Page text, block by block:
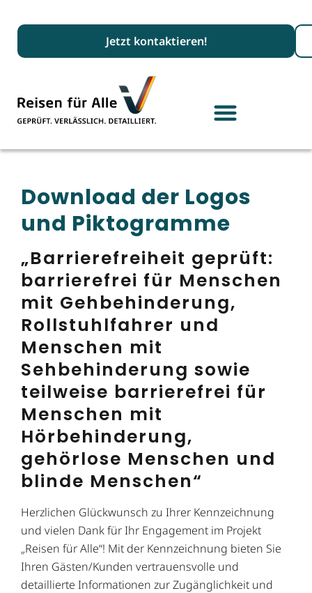
Jetzt kontaktieren!
Download der Logos
und Piktogramme
„Barrierefreiheit geprüft:
barrierefrei für Menschen
mit Gehbehinderung,
Rollstuhlfahrer und
Menschen mit
Sehbehinderung sowie
teilweise barrierefrei für
Menschen mit
Hörbehinderung,
gehörlose Menschen und
blinde Menschen“
Herzlichen Glückwunsch zu Ihrer Kennzeichnung
und vielen Dank für Ihr Engagement im Projekt
„Reisen für Alle“! Mit der Kennzeichnung bieten Sie
Ihren Gästen/Kunden vertrauensvolle und
detaillierte Informationen zur Zugänglichkeit und